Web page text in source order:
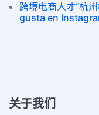
跨境电商人才“杭
gusta en
关于我们